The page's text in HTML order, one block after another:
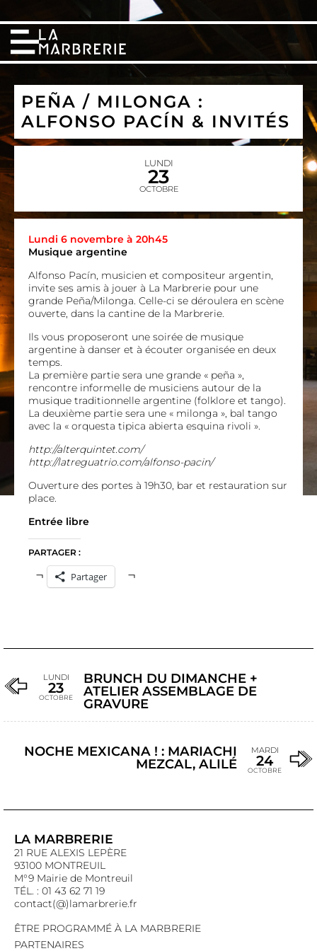
PEÑA / MILONGA :
ALFONSO PACÍN & INVITÉS
LUNDI
23
OCTOBRE
Lundi 6 novembre à 20h45
Musique argentine
Alfonso Pacín, musicien et compositeur argentin,
invite ses amis à jouer à La Marbrerie pour une
grande Peña/Milonga. Celle-ci se déroulera en scène
ouverte, dans la cantine de la Marbrerie.
Ils vous proposeront une soirée de musique
argentine à danser et à écouter organisée en deux
temps.
La première partie sera une grande « peña »,
rencontre informelle de musiciens autour de la
musique traditionnelle argentine (folklore et tango).
La deuxième partie sera une « milonga », bal tango
avec la « orquesta tipica abierta esquina rivoli ».
http://alterquintet.com/
http://latreguatrio.com/alfonso-pacin/
Ouverture des portes à 19h30, bar et restauration sur
place.
Entrée libre
PARTAGER :
Partager
LUNDI
23
OCTOBRE
BRUNCH DU DIMANCHE +
ATELIER ASSEMBLAGE DE
GRAVURE
NOCHE MEXICANA ! : MARIACHI
MEZCAL, ALILÉ
MARDI
24
OCTOBRE
LA MARBRERIE
21 RUE ALEXIS LEPÈRE
93100 MONTREUIL
M°9 Mairie de Montreuil
TÉL. : 01 43 62 71 19
contact(@)lamarbrerie.fr
ÊTRE PROGRAMMÉ À LA MARBRERIE
PARTENAIRES